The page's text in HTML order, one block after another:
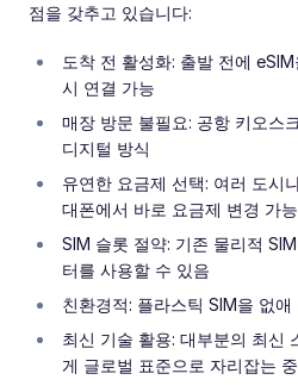
점을 갖추고 있습니다:
도착 전 활성화: 출발 전에
시 연결 가능
매장 방문 불필요: 공항 키오스
디지털 방식
유연한 요금제 선택: 여러 도시
대폰에서 바로 요금제 변경 가능
SIM 슬롯 절약: 기존 물리적
터를 사용할 수 있음
친환경적: 플라스틱 SIM을 없애
최신 기술 활용: 대부분의 최신
게 글로벌 표준으로 자리잡는 중